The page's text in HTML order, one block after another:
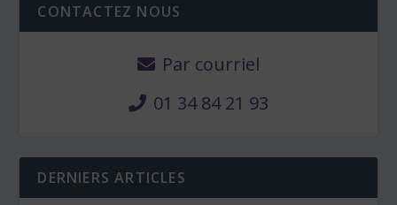
CONTACTEZ NOUS
Par courriel
01 34 84 21 93
DERNIERS ARTICLES